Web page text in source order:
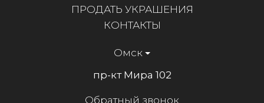
ПРОДАТЬ УКРАШЕНИЯ
КОНТАКТЫ
Омск
пр-кт Мира 102
Обратный звонок